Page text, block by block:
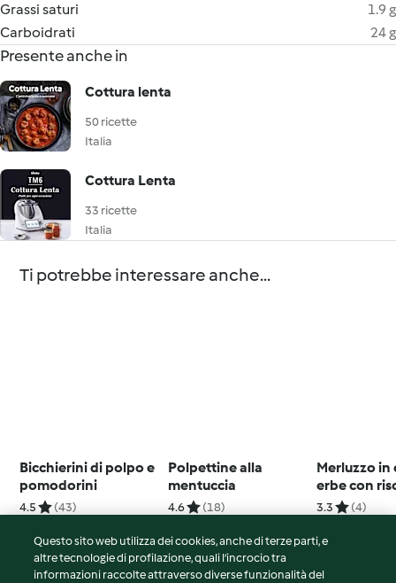
Grassi saturi
1.9 g
Carboidrati
24 g
Presente anche in
Cottura lenta
50 ricette
Italia
Cottura Lenta
33 ricette
Italia
Ti potrebbe interessare anche...
Bicchierini di polpo e
pomodorini
4.5 (43)
Polpettine alla
mentuccia
4.6 (18)
Merluzzo in
erbe con
al limone
3.3 (4)
Questo sito web utilizza dei cookies, anche di terze parti, e
altre tecnologie di profilazione, quali l’incrocio tra
informazioni raccolte attraverso diverse funzionalità del